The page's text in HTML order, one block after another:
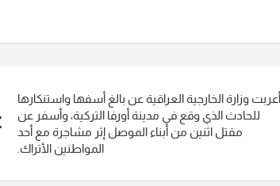
أعربت وزارة الخارجية العراقية عن بالغ أسفها واستنكارها
للحادث الذي وقع في مدينة أورفا التركية، وأسفر عن
مقتل اثنين من أبناء الموصل إثر مشاجرة مع أحد
المواطنين الأتراك.